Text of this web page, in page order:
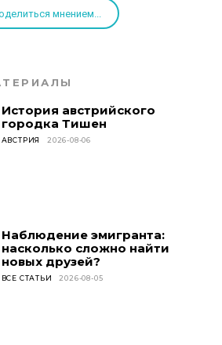
мнением...
История австрийского
городка Тишен
АВСТРИЯ 2026-08-06
Наблюдение эмигранта:
насколько сложно найти
новых друзей?
ВСЕ СТАТЬИ 2026-08-05